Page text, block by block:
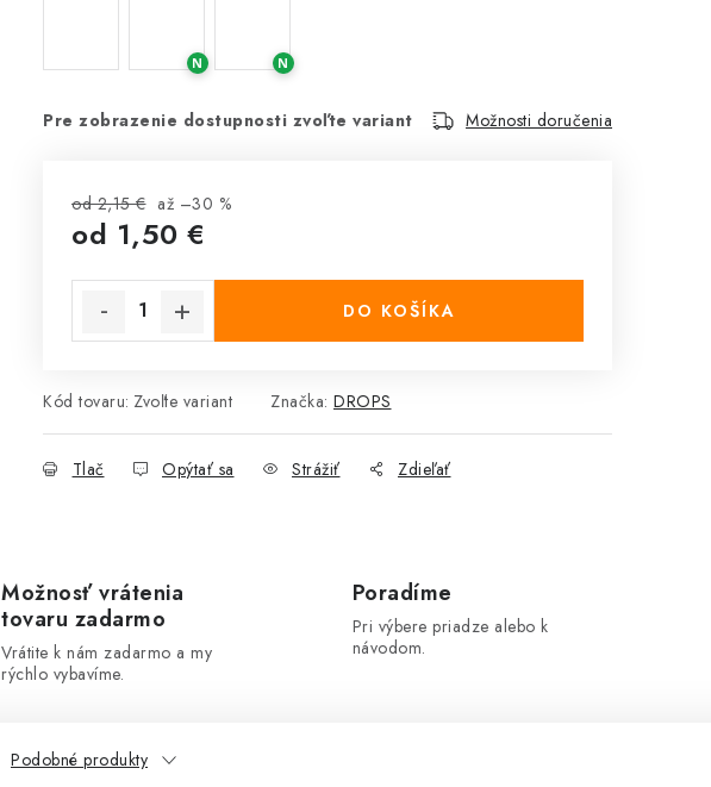
N N
Pre zobrazenie dostupnosti zvoľte variant Možnosti doručenia
od 2,15 € až –30 %
od 1,50 €
DO KOŠÍKA
Kód tovaru: Zvoľte variant Značka: DROPS
Tlač Opýtať sa Strážiť Zdieľať
Možnosť vrátenia
tovaru zadarmo
Vrátite k nám zadarmo a my
rýchlo vybavíme.
Poradíme
Pri výbere priadze alebo k
návodom.
Podobné produkty